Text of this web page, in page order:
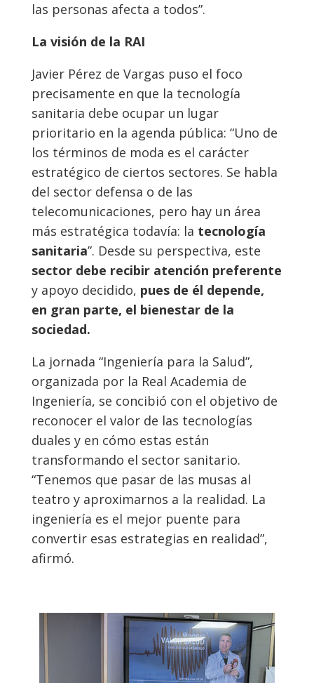
las personas afecta a todos”.
La visión de la RAI
Javier Pérez de Vargas puso el foco
precisamente en que la tecnología
sanitaria debe ocupar un lugar
prioritario en la agenda pública: “Uno de
los términos de moda es el carácter
estratégico de ciertos sectores. Se habla
del sector defensa o de las
telecomunicaciones, pero hay un área
más estratégica todavía: la tecnología
sanitaria”. Desde su perspectiva, este
sector debe recibir atención preferente
y apoyo decidido, pues de él depende,
en gran parte, el bienestar de la
sociedad.
La jornada “Ingeniería para la Salud”,
organizada por la Real Academia de
Ingeniería, se concibió con el objetivo de
reconocer el valor de las tecnologías
duales y en cómo estas están
transformando el sector sanitario.
“Tenemos que pasar de las musas al
teatro y aproximarnos a la realidad. La
ingeniería es el mejor puente para
convertir esas estrategias en realidad”,
afirmó.